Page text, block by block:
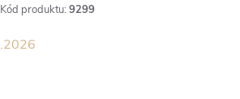
Kód produktu: 9299